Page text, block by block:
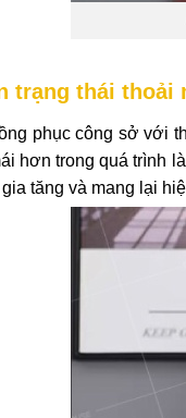
trạng thái
phục công sở với
hơn trong quá trình
gia tăng và mang lại